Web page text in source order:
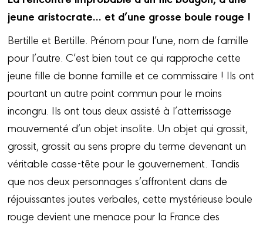
jeune aristocrate… et d’une grosse boule rouge !
Bertille et Bertille. Prénom pour l’une, nom de famille
pour l’autre. C’est bien tout ce qui rapproche cette
jeune fille de bonne famille et ce commissaire ! Ils ont
pourtant un autre point commun pour le moins
incongru. Ils ont tous deux assisté à l’atterrissage
mouvementé d’un objet insolite. Un objet qui grossit,
grossit, grossit au sens propre du terme devenant un
véritable casse-tête pour le gouvernement. Tandis
que nos deux personnages s’affrontent dans de
réjouissantes joutes verbales, cette mystérieuse boule
rouge devient une menace pour la France des